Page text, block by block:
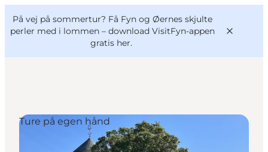
På vej på sommertur? Få Fyn og Øernes skjulte
perler med i lommen – download VisitFyn-appen
gratis her.
Oplevelser
Outdoor
VisitFyn
Deutsch
Ture på egen hånd